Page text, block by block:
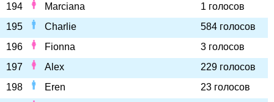
194
Marciana
1 голосов
195
Charlie
584 голосов
196
Fionna
3 голосов
197
Alex
229 голосов
198
Eren
23 голосов